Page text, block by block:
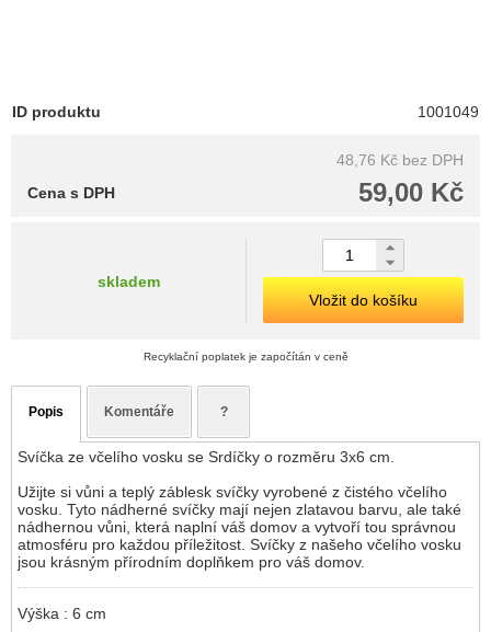
ID produktu 1001049
48,76 Kč bez DPH
59,00 Kč
Cena s DPH
skladem
Vložit do košíku
Recyklační poplatek je započítán v ceně
Popis Komentáře ?
Svíčka ze včelího vosku se Srdíčky o rozměru 3x6 cm.
Užijte si vůni a teplý záblesk svíčky vyrobené z čistého včelího
vosku. Tyto nádherné svíčky mají nejen zlatavou barvu, ale také
nádhernou vůni, která naplní váš domov a vytvoří tou správnou
atmosféru pro každou příležitost. Svíčky z našeho včelího vosku
jsou krásným přírodním doplňkem pro váš domov.
Výška : 6 cm